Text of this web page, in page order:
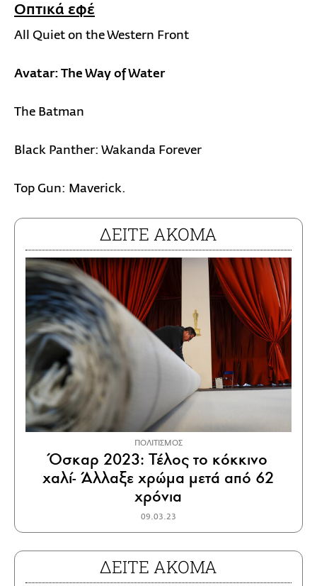
Οπτικά εφέ
All Quiet on the Western Front
Avatar: The Way of Water
The Batman
Black Panther: Wakanda Forever
Top Gun: Maverick.
ΔΕΙΤΕ ΑΚΟΜΑ
ΠΟΛΙΤΙΣΜΟΣ
Όσκαρ 2023: Τέλος το κόκκινο
χαλί- Άλλαξε χρώμα μετά από 62
χρόνια
09.03.23
ΔΕΙΤΕ ΑΚΟΜΑ